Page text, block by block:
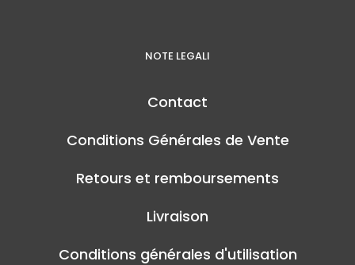
NOTE LEGALI
Contact
Conditions Générales de Vente
Retours et remboursements
Livraison
Conditions générales d'utilisation